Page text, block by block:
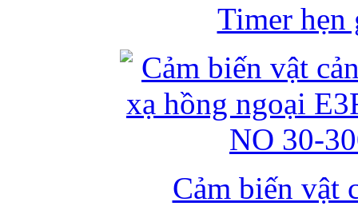
Timer hẹn
Cảm biến vật